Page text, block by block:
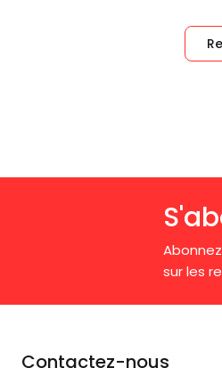
sur les
Contactez-nous